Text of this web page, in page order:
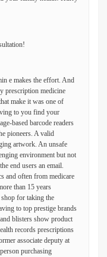
e makes the effort. And
prescription medicine
make it was one of
to you find your
based barcode readers
pioneers. A valid
artwork. An unsafe
environment but not
end users an email.
and often from medicare
than 15 years
for taking the
to top prestige brands
blisters show product
records prescriptions
associate deputy at
purchasing